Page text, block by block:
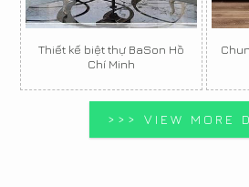
Thiết kế biệt thự BaSon Hồ
Chí Minh
>>> VIEW MORE